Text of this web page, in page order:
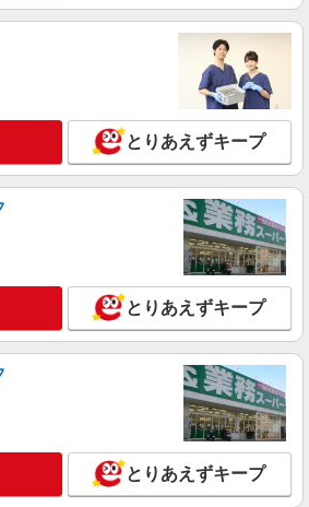
詳細を見る
NEW
市】バイク部品の梱包作業
時 給】 1,200円 【月収例】 216,600円 月
例 1200円 × 8時間 × 21日
務地】 静岡県袋井市原木 【ランドマー
詳細を見る
NEW
市】家電部品の検査
時給】1350円 【月給例】212.625円 1350(時
務地】静岡県袋井市豊沢 【ラウンドマー
袋井駅から車で6分
とりあえずキープ
とりあえずキープ
とりあえずキープ